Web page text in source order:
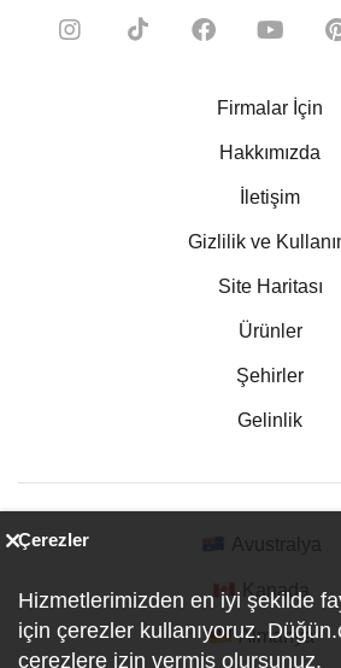
Firmalar İçin
Hakkımızda
İletişim
Gizlilik ve
Site Haritası
Ürünler
Şehirler
Gelinlik
Kanada
Almanya
Çerezler
Hizmetlerimizden en iyi şekilde
için çerezler kullanıyoruz.
çerezlere izin vermiş olursunuz.